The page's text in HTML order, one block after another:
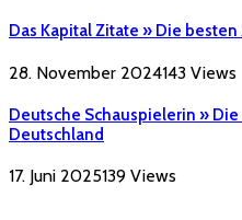
Das Kapital Zitate » Die besten
28. November 2024143 Views
Deutsche Schauspielerin »
Deutschland
17. Juni 2025139 Views